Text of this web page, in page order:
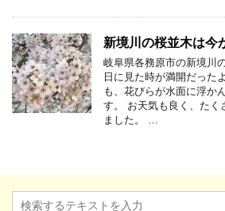
新境川の桜並木は今
岐阜県各務原市の新境川
日に見た時が満開だった
も、花びらが水面に浮か
す。 お天気も良く、たく
ました。 …